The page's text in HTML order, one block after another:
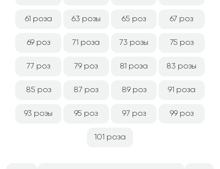
61 роза 63 розы 65 роз 67 роз
69 роз 71 роза 73 розы 75 роз
77 роз 79 роз 81 роза 83 розы
85 роз 87 роз 89 роз 91 роза
93 розы 95 роз 97 роз 99 роз
101 роза